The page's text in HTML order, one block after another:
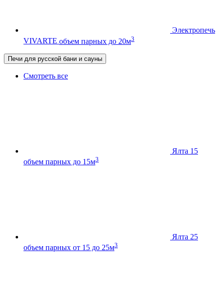
Электропечь
VIVARTE объем парных до 20м3
Печи для русской бани и сауны
Смотреть все
Ялта 15
объем парных до 15м3
Ялта 25
объем парных от 15 до 25м3